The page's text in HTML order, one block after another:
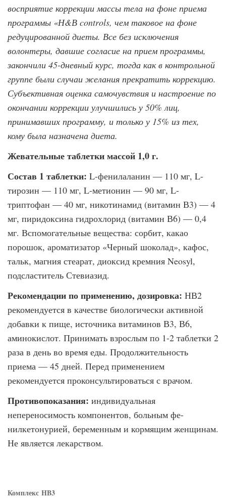
восприятие коррекции массы тела на фоне приема
программы «Н&В controls, чем таковое на фоне
редуцированной дие­ты. Все без исключения
волонтеры, давшие согласие на прием программы,
закончили 45-дневный курс, тогда как в контрольной
группе были случаи желания прекратить коррекцию.
Субъективная оценка самочувствия и настроение по
окончании коррекции улучшились у 50% лиц,
принимавших программу, и только у 15% из тех,
кому была назначена диета.
Жевательные таблетки массой 1,0 г.
Состав 1 таблетки: L-фенилаланин — 110 мг, L-
тирозин — 110 мг, L-метионин — 90 мг, L-
триптофан — 40 мг, никотинамид (витамин В3) — 4
мг, пиридоксина гидрохлорид (витамин В6) — 0,4
мг. Вспомогательные вещества: сорбит, какао
порошок, арома­тизатор «Черный шоколад», кафос,
тальк, магния стеарат, диоксид кремния Neosyl,
подсластитель Стевиазид.
Рекомендации по применению, дозировка: НВ2
рекомендуется в качестве биологи­чески активной
добавки к пище, источника витаминов В3, В6,
аминокислот. Принимать взрослым по 1-2 таблетки 2
раза в день во время еды. Продолжительность
приема — 45 дней. Перед применением
рекомендуется проконсультироваться с врачом.
Противопоказания: индивидуальная
непереносимость компонентов, больным фе-
нилкетонурией, беременным и кормящим женщинам.
Не является лекарством.
Комплекс HB3